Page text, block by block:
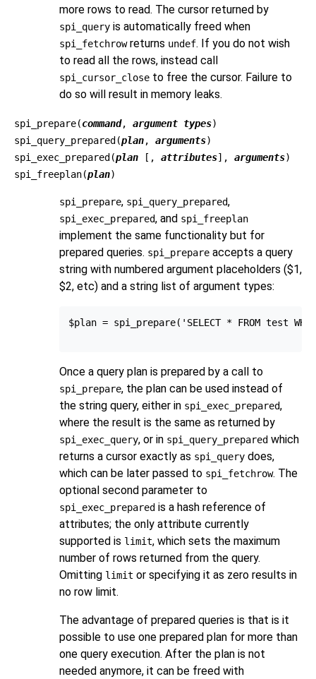
more rows to read. The cursor returned by
spi_query is automatically freed when
spi_fetchrowreturns undef. If you do not wish
to read all the rows, instead call
spi_cursor_close to free the cursor. Failure to
do so will result in memory leaks.
spi_prepare(command, argument types)
spi_query_prepared(plan, arguments)
spi_exec_prepared(plan [, attributes], arguments)
spi_freeplan(plan)
spi_prepare, spi_query_prepared,
spi_exec_prepared, and spi_freeplan
implement the same functionality but for
prepared queries. spi_prepare accepts a query
string with numbered argument placeholders ($1,
$2, etc) and a string list of argument types:
$plan = spi_prepare('SELECT * FROM test
Once a query plan is prepared by a call to
spi_prepare, the plan can be used instead of
the string query, either in spi_exec_prepared,
where the result is the same as returned by
spi_exec_query, or in spi_query_prepared which
returns a cursor exactly as spi_query does,
which can be later passed to spi_fetchrow. The
optional second parameter to
spi_exec_prepared is a hash reference of
attributes; the only attribute currently
supported is limit, which sets the maximum
number of rows returned from the query.
Omitting limit or specifying it as zero results in
no row limit.
The advantage of prepared queries is that is it
possible to use one prepared plan for more than
one query execution. After the plan is not
needed anymore, it can be freed with